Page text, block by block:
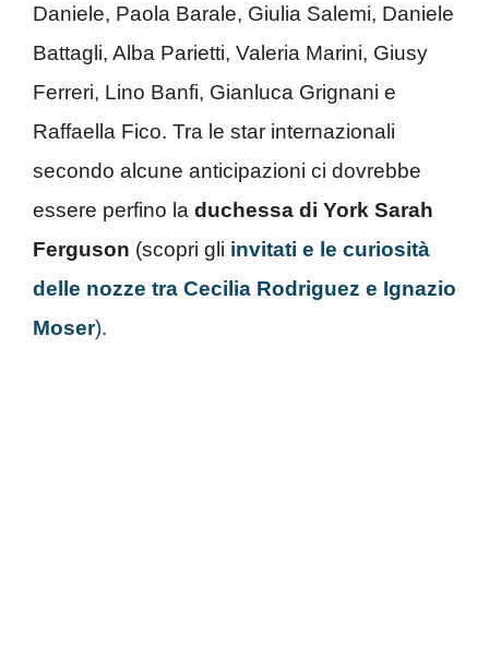
Daniele, Paola Barale, Giulia Salemi, Daniele
Battagli, Alba Parietti, Valeria Marini, Giusy
Ferreri, Lino Banfi, Gianluca Grignani e
Raffaella Fico. Tra le star internazionali
secondo alcune anticipazioni ci dovrebbe
essere perfino la duchessa di York Sarah
Ferguson (scopri gli invitati e le curiosità
delle nozze tra Cecilia Rodriguez e Ignazio
Moser).